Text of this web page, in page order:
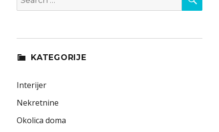
for:
KATEGORIJE
Interijer
Nekretnine
Okolica doma